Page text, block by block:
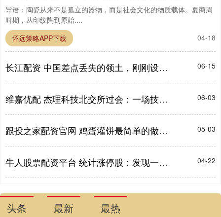
导语：陶瓷从来不是孤立的器物，而是社会文化的物质载体。夏商周
时期，从印纹陶到原始....
04-18
怀远策略APP下载
长江配资 中国差点丢失的领土，刚刚设县了 06-15
维嘉优配 杰理科技北交所过会：一场技术与市场的双向奔赴丨A股融资快报 06-03
跟投之家配资官网 鸡蛋灌饼最简单的做法来了，怕做失败的看过来，鼓泡不漏 05-03
牛人股票配资平台 统计涨停股：发现一个共同指标——‘TRIX三重指数平滑平均线’ 04-22
头条 最新 最热